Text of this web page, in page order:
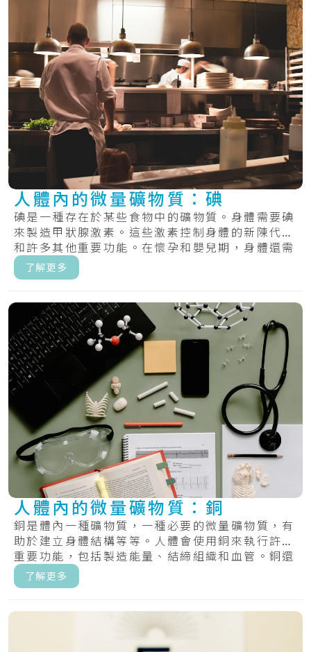
人體內的微量礦物質：碘
碘是一種存在於某些食物中的礦物質。身體需要碘
來製造甲狀腺激素。這些激素控制身體的新陳代謝
和許多其他重要功能。在懷孕和嬰兒期，身體還需
要甲.....
了解更多
人體內的微量礦物質：銅
銅是體內一種礦物質，一種必要的微量礦物質，有
助於建立身體結構等等。人體會使用銅來執行許多
重要功能，包括製造能量、結締組織和血管。銅還
有助.....
了解更多